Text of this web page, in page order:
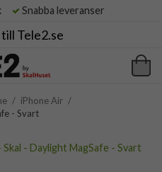
Snabba leveranser
Tele2.se
/ iPhone Air /
- Svart